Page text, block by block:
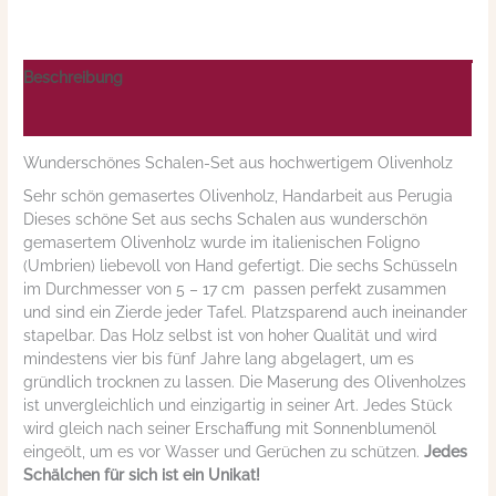
Beschreibung
Wunderschönes Schalen-Set aus hochwertigem Olivenholz
Sehr schön gemasertes Olivenholz, Handarbeit aus Perugia
Dieses schöne Set aus sechs Schalen aus wunderschön
gemasertem Olivenholz wurde im italienischen Foligno
(Umbrien) liebevoll von Hand gefertigt. Die sechs Schüsseln
im Durchmesser von 5 – 17 cm passen perfekt zusammen
und sind ein Zierde jeder Tafel. Platzsparend auch ineinander
stapelbar. Das Holz selbst ist von hoher Qualität und wird
mindestens vier bis fünf Jahre lang abgelagert, um es
gründlich trocknen zu lassen. Die Maserung des Olivenholzes
ist unvergleichlich und einzigartig in seiner Art. Jedes Stück
wird gleich nach seiner Erschaffung mit Sonnenblumenöl
eingeölt, um es vor Wasser und Gerüchen zu schützen.Jedes
Schälchen für sich ist ein Unikat!